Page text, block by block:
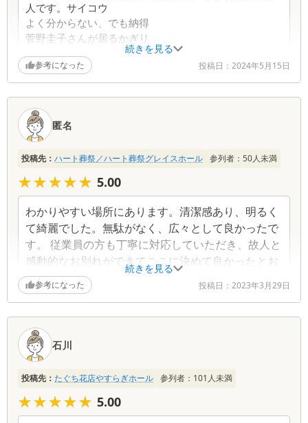
続きを見る
人です。サイコウ
よく分からない、でも納得
菅野圭子さんが居るかぎり
参考になった 投稿日： 2024年5月15日
続きを見る
匿名
投稿先： ハート葬祭／ハート葬祭グレイスホール 参列者： 50人未満
★★★★★
★★★★★ 5.00
わかりやすい場所にあります。清潔感あり、明るく
て綺麗でした。無駄がなく、広々として良かったで
す。 従業員の方も丁寧に対応していただき、故人と
感動的なお別れができてここに決めて良かったとお
もいました。
参考になった 投稿日： 2023年3月29日
石川
投稿先： たぐち花店やすらぎホール 参列者： 101 人未満
★★★★★
★★★★★ 5.00